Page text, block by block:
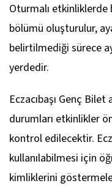
Oturmalı
bölümü oluşturulur,
belirtilmediği sürece
yerdedir.
Eczacıbaşı Genç
durumları etkinlikler
kontrol edilecektir.
kullanılabilmesi için
kimliklerini